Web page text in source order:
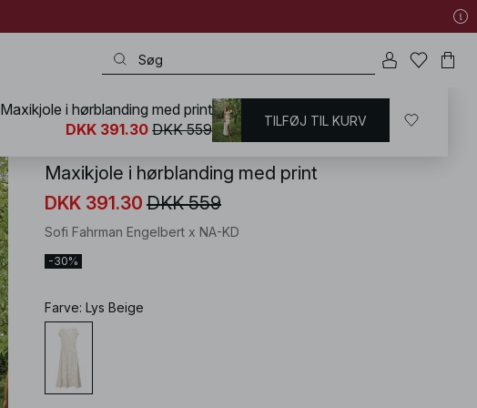
NA-KD / Tøj i linen / Linned kjoler
Maxikjole i hørblanding med print
DKK 391.30 DKK 559
Sofi Fahrman Engelbert x NA-KD
-30%
Farve: Lys Beige
Maxikjole i hørblanding med print
DKK 391.30 DKK 559 TILFØJ TIL KURV